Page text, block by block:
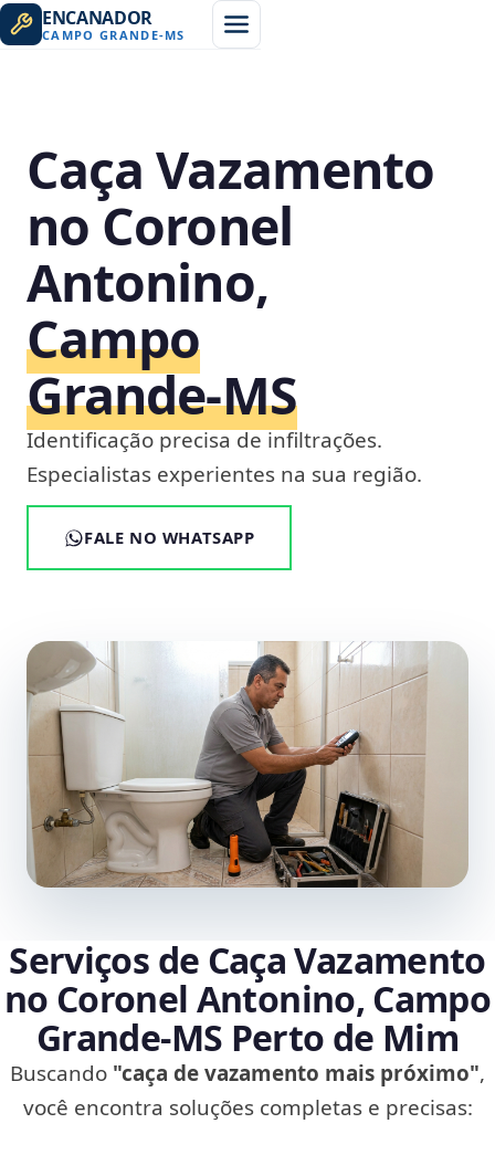
ENCANADOR
CAMPO GRANDE-MS
Caça Vazamento
no Coronel
Antonino,
Campo
Grande‑MS
Identificação precisa de infiltrações.
Especialistas experientes na sua região.
FALE NO WHATSAPP
Serviços de Caça Vazamento
no Coronel Antonino, Campo
Grande‑MS Perto de Mim
Buscando "caça de vazamento mais próximo",
você encontra soluções completas e precisas: